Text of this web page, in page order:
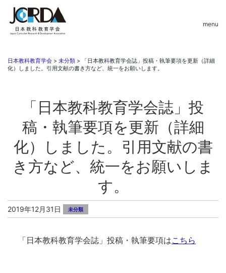
menu
日本教科教育学会 > 未分類 >
「日本教科教育学会誌」投稿・執筆要項を更新（詳細
化）しました。引用文献の書き方など、統一をお願いします。
「日本教科教育学会誌」投
稿・執筆要項を更新（詳細
化）しました。引用文献の書
き方など、統一をお願いしま
す。
2019年12月31日 未分類
「日本教科教育学会誌」投稿・執筆要項はこちら